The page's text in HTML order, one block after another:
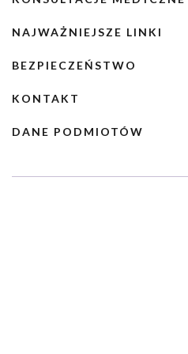
NAJWAŻNIEJSZE LINKI
BEZPIECZEŃSTWO
KONTAKT
DANE PODMIOTÓW